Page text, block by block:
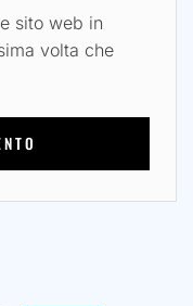
sito web in
volta che